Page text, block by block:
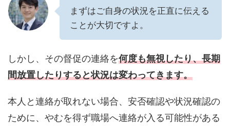
まずはご自身の状況を正直に伝える
ことが大切ですよ。
しかし、その督促の連絡を何度も無視したり、長期
間放置したりすると状況は変わってきます。
本人と連絡が取れない場合、安否確認や状況確認の
ために、やむを得ず職場へ連絡が入る可能性がある